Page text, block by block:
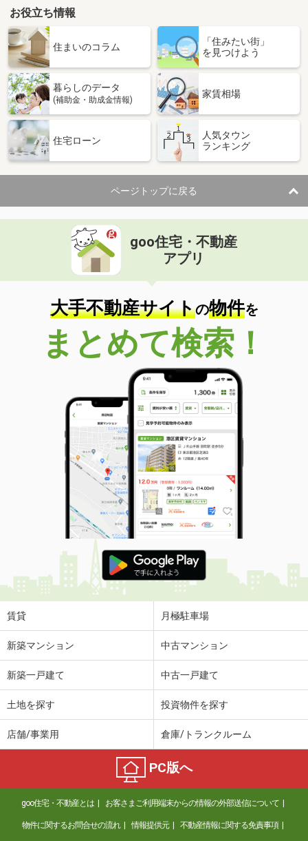
お役立ち情報
住まいのコラム
「住みたい街」
を見つけよう
暮らしのデータ
(補助金・助成金情報)
家賃相場
住宅ローン
人気タウン
ランキング
ページトップに戻る
goo住宅・不動産
アプリ
大手不動産サイトの物件を
まとめて検索！
賃貸 月極駐車場
新築マンション 中古マンション
新築一戸建て 中古一戸建て
土地を探す 投資物件を探す
店舗/事業用 倉庫/トランクルーム
PC版へ
goo住宅・不動産とは お客さまご利用端末からの情報の外部送信について
物件に関するお問合せの流れ 情報提供元 不動産情報に関する免責事項